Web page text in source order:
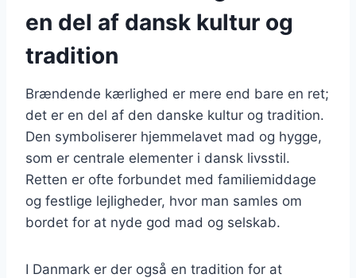
en del af dansk kultur og
tradition
Brændende kærlighed er mere end bare en ret;
det er en del af den danske kultur og tradition.
Den symboliserer hjemmelavet mad og hygge,
som er centrale elementer i dansk livsstil.
Retten er ofte forbundet med familiemiddage
og festlige lejligheder, hvor man samles om
bordet for at nyde god mad og selskab.
I Danmark er der også en tradition for at